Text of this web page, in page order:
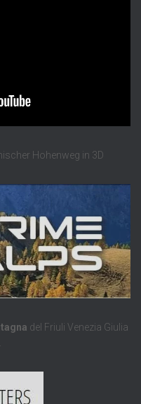
Hohenweg in 3D
del Friuli Venezia Giulia